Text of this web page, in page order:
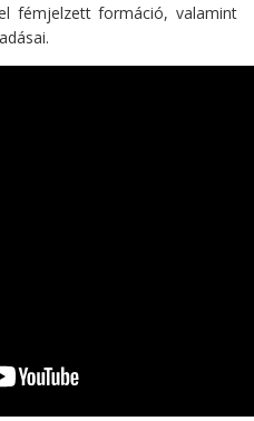
fémjelzett formáció, valamint